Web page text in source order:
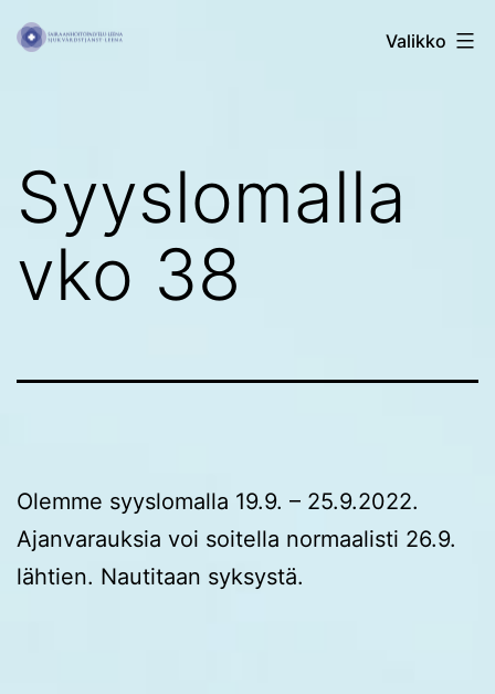
Siirry
sisältöön
Sairaanhoitopalvelu
Valikko
Syyslomalla
vko 38
Olemme syyslomalla 19.9. – 25.9.2022.
Ajanvarauksia voi soitella normaalisti 26.9.
lähtien. Nautitaan syksystä.